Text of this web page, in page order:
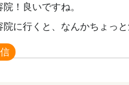
院！良いですね。
院に行くと、なんかちょっ